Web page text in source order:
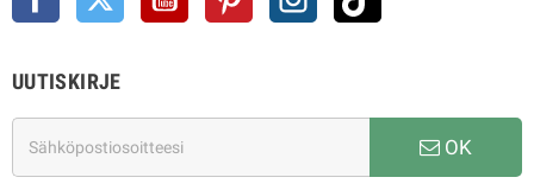
UUTISKIRJE
OK